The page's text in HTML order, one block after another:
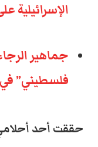
الإسرائيلية
جماهير
فلسطيني”
حققت أحد